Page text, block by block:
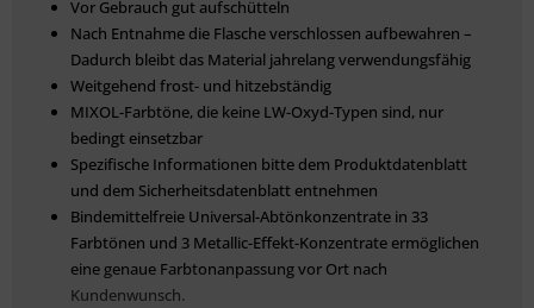
Vor Gebrauch gut aufschütteln
Nach Entnahme die Flasche verschlossen aufbewahren –
Dadurch bleibt das Material jahrelang verwendungsfähig
Weitgehend frost- und hitzebständig
MIXOL-Farbtöne, die keine LW-Oxyd-Typen sind, nur
bedingt einsetzbar
Spezifische Informationen bitte dem Produktdatenblatt
und dem Sicherheitsdatenblatt entnehmen
Bindemittelfreie Universal-Abtönkonzentrate in 33
Farbtönen und 3 Metallic-Effekt-Konzentrate ermöglichen
eine genaue Farbtonanpassung vor Ort nach
Kundenwunsch.